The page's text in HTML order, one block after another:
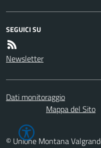
SEGUICI SU
Newsletter
Dati monitoraggio
Mappa del Sito
© Unione Montana